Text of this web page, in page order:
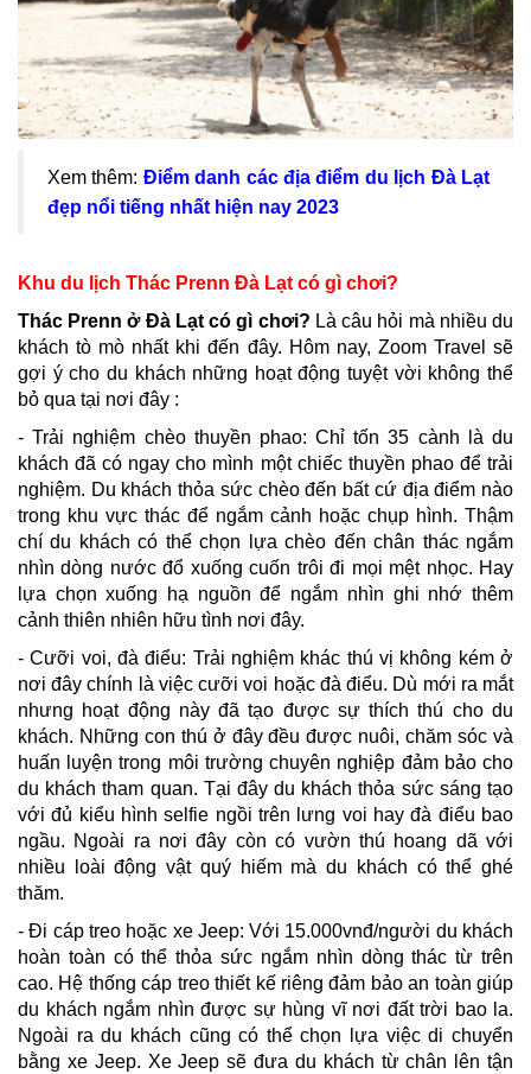
Xem thêm: Điểm danh các địa điểm du lịch Đà Lạt
đẹp nổi tiếng nhất hiện nay 2023
Khu du lịch Thác Prenn Đà Lạt có gì chơi?
Thác Prenn ở Đà Lạt có gì chơi? Là câu hỏi mà nhiều du
khách tò mò nhất khi đến đây. Hôm nay, Zoom Travel sẽ
gợi ý cho du khách những hoạt động tuyệt vời không thể
bỏ qua tại nơi đây :
- Trải nghiệm chèo thuyền phao: Chỉ tốn 35 cành là du
khách đã có ngay cho mình một chiếc thuyền phao để trải
nghiệm. Du khách thỏa sức chèo đến bất cứ địa điểm nào
trong khu vực thác để ngắm cảnh hoặc chụp hình. Thậm
chí du khách có thể chọn lựa chèo đến chân thác ngắm
nhìn dòng nước đổ xuống cuốn trôi đi mọi mệt nhọc. Hay
lựa chọn xuống hạ nguồn để ngắm nhìn ghi nhớ thêm
cảnh thiên nhiên hữu tình nơi đây.
- Cưỡi voi, đà điểu: Trải nghiệm khác thú vị không kém ở
nơi đây chính là việc cưỡi voi hoặc đà điểu. Dù mới ra mắt
nhưng hoạt động này đã tạo được sự thích thú cho du
khách. Những con thú ở đây đều được nuôi, chăm sóc và
huấn luyện trong môi trường chuyên nghiệp đảm bảo cho
du khách tham quan. Tại đây du khách thỏa sức sáng tạo
với đủ kiểu hình selfie ngồi trên lưng voi hay đà điểu bao
ngầu. Ngoài ra nơi đây còn có vườn thú hoang dã với
nhiều loài động vật quý hiếm mà du khách có thể ghé
thăm.
- Đi cáp treo hoặc xe Jeep: Với 15.000vnđ/người du khách
hoàn toàn có thể thỏa sức ngắm nhìn dòng thác từ trên
cao. Hệ thống cáp treo thiết kế riêng đảm bảo an toàn giúp
du khách ngắm nhìn được sự hùng vĩ nơi đất trời bao la.
Ngoài ra du khách cũng có thể chọn lựa việc di chuyển
bằng xe Jeep. Xe Jeep sẽ đưa du khách từ chân lên tận